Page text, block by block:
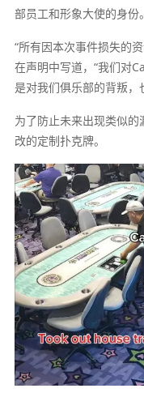
部员工和形象大使的身份。
“所有因本次事件损失的
在声明中写道，“我们对
是对我们俱乐部的背叛，
为了防止未来出现类似
改的定制扑克牌。